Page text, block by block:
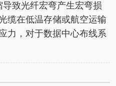
致光纤宏弯产生宏弯损
缆在低温存储或航空运输
力，对于数据中心布线系